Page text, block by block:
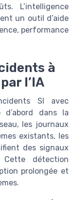
L’intelligence
un outil d’aide
performance
à
l’IA
SI avec
d’abord dans la
les journaux
existants, les
des signaux
Cette détection
prolongée et